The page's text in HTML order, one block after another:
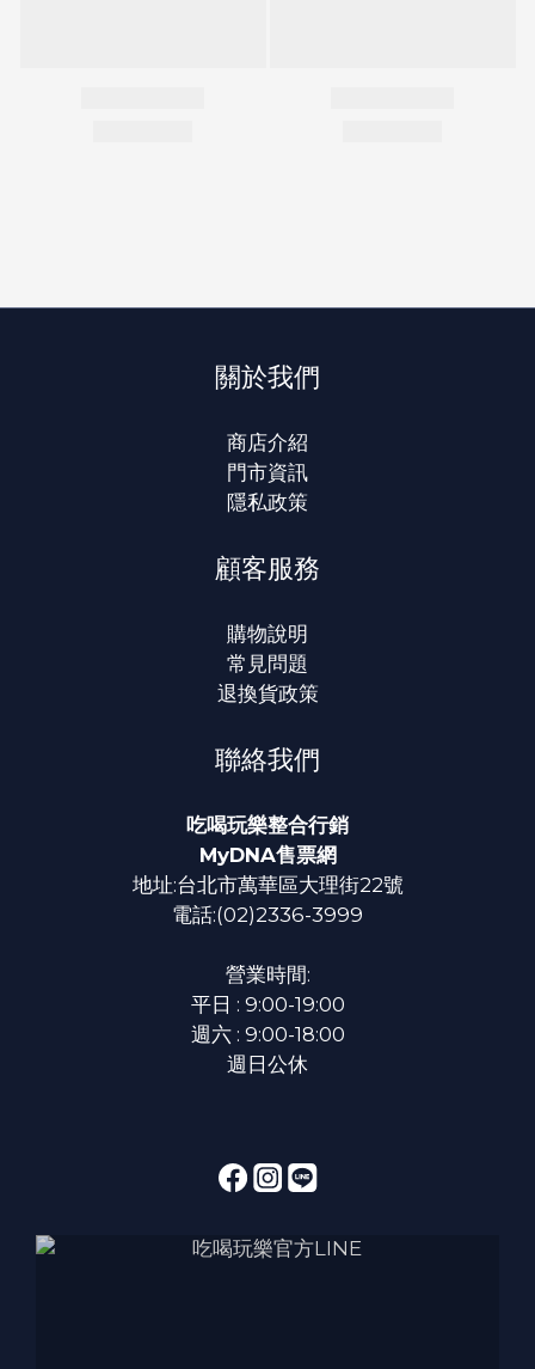
關於我們
商店介紹
門市資訊
隱私政策
顧客服務
購物說明
常見問題
退換貨政策
聯絡我們
吃喝玩樂整合行銷
MyDNA售票網
地址:台北市萬華區大理街22號
電話:(02)2336-3999
營業時間:
平日 : 9:00-19:00
週六 : 9:00-18:00
週日公休